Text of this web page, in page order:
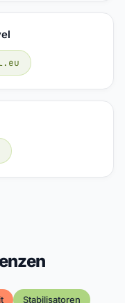
Stabilisatoren